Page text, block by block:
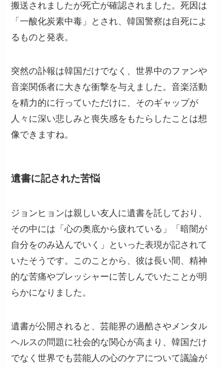
搬送されましたが死亡が確認されました。死因は
「一酸化炭素中毒」とされ、韓国警察は自死によ
るものと発表。
突然の訃報は韓国だけでなく、世界中のファンや
音楽関係者に大きな衝撃を与えました。音楽活動
を精力的に行っていただけに、そのギャップが
人々に深い悲しみと喪失感をもたらしたことは想
像できますね。
遺書に記された苦悩
ジョンヒョンは親しい友人に遺書を託しており、
その中には「心の奥底から疲れている」「暗闇が
自分をのみ込んでいく」といった表現が記されて
いたそうです。このことから、彼は長い間、精神
的な苦痛やプレッシャーに苦しんでいたことが明
らかになりました。
遺書が公開されると、芸能界の過酷さやメンタル
ヘルスの問題に社会的な関心が高まり、韓国だけ
でなく世界でも芸能人の心のケアについて議論が